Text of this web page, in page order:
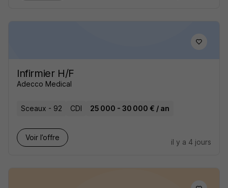
Infirmier H/F
Adecco Medical
Sceaux - 92 CDI 25 000 - 30 000 € / an
Voir l’offre
il y a 4 jours